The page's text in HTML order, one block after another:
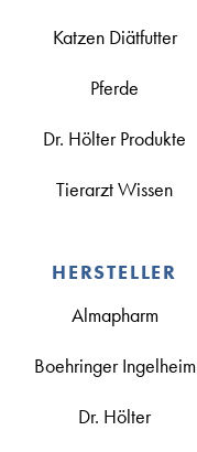
Katzen Diätfutter
Pferde
Dr. Hölter Produkte
Tierarzt Wissen
HERSTELLER
Almapharm
Boehringer Ingelheim
Dr. Hölter